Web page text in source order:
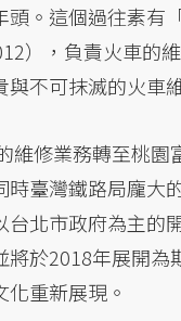
頭。這個過往素有
），負責火車的
不可抹滅的火車
維修業務轉至桃
時臺灣鐵路局龐大
北市政府為主的
將於2018年展開
重新展現。